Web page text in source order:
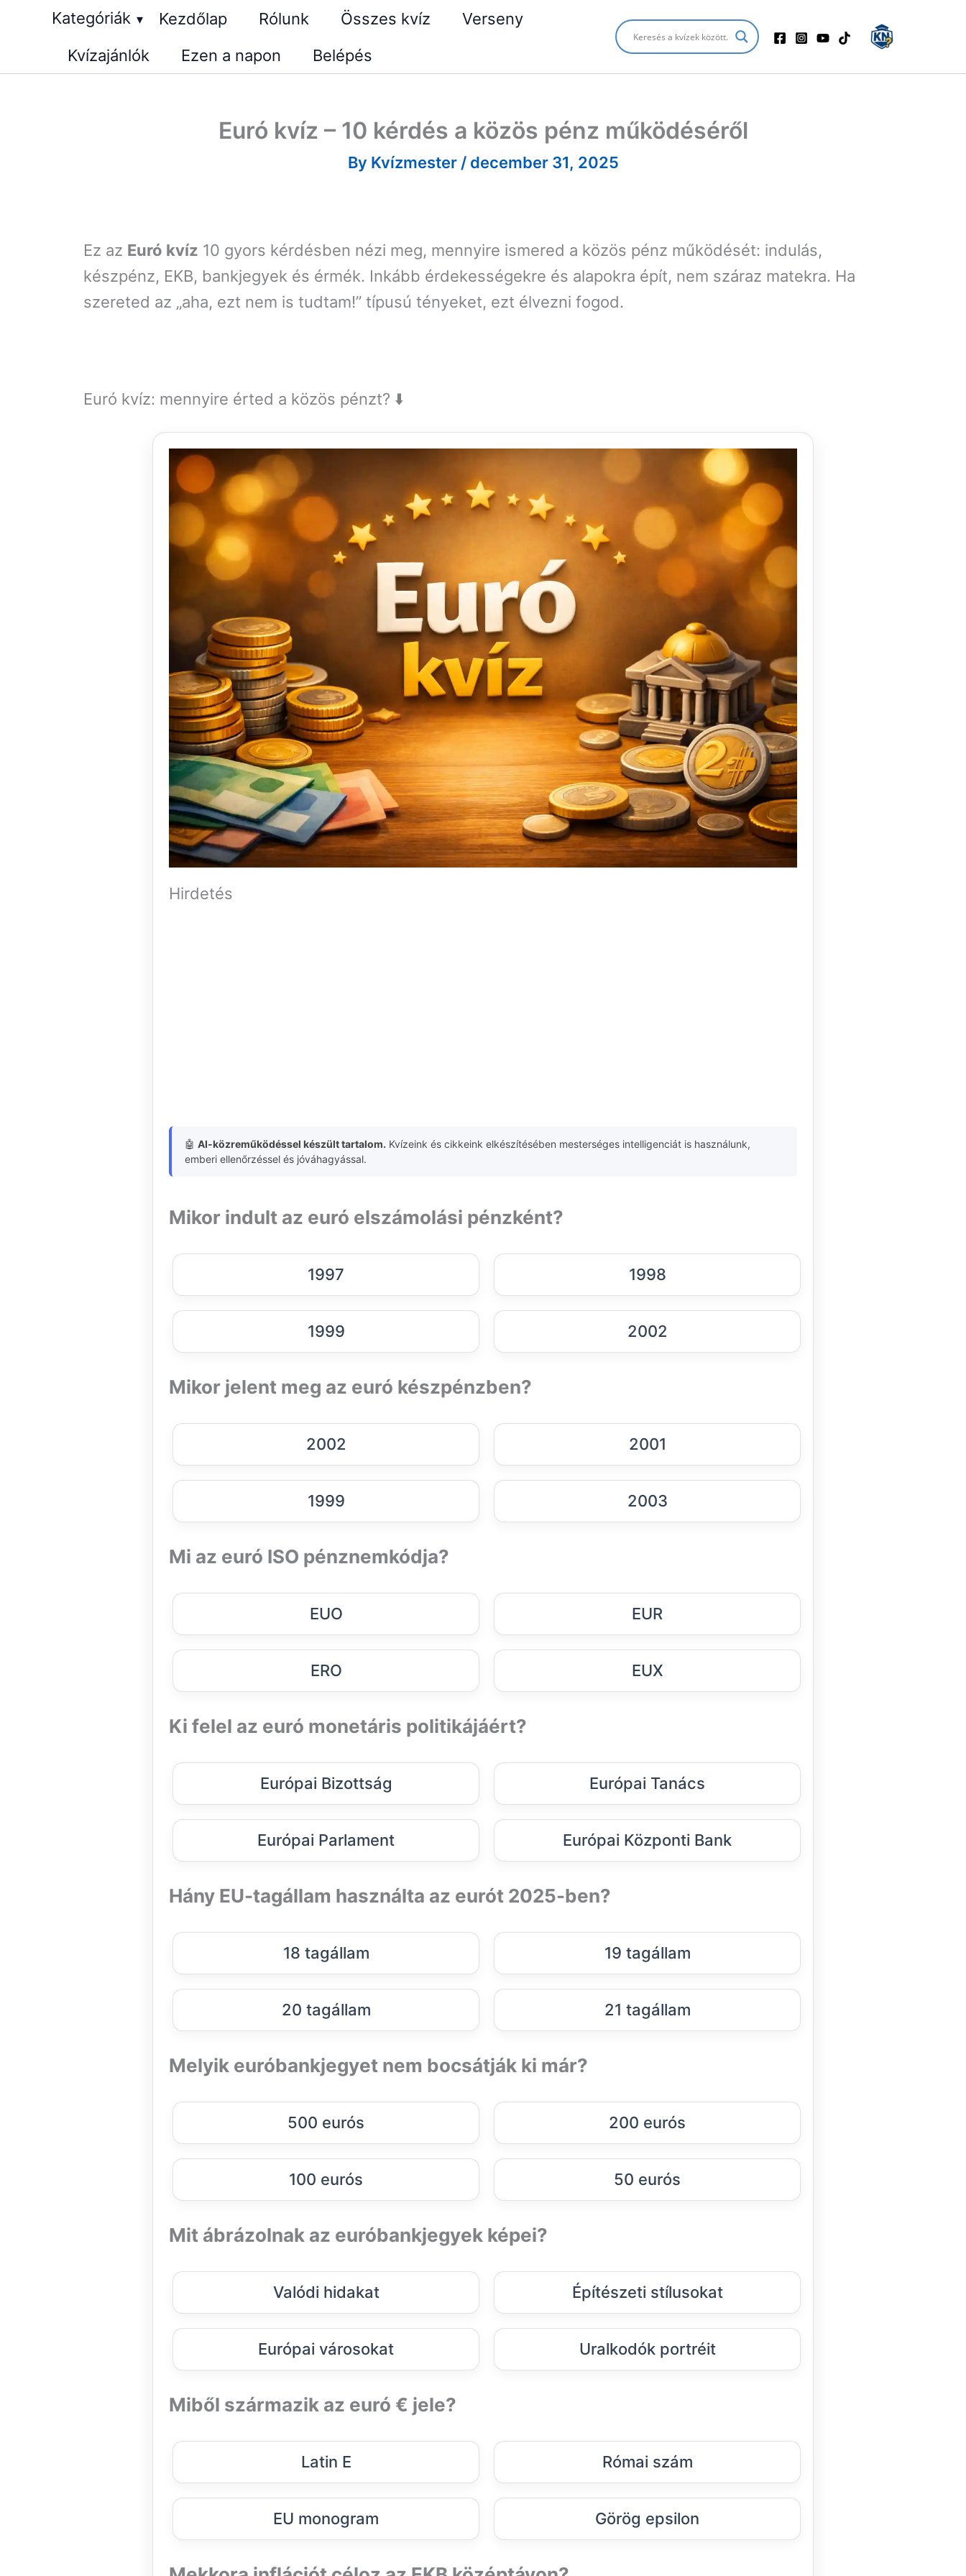
Kategóriák ▾ Kezdőlap Rólunk Összes kvíz
Verseny
Kvízajánlók
Ezen a napon Belépés
Euró kvíz – 10 kérdés a közös pénz működéséről
By Kvízmester / december 31, 2025
Ez az Euró kvíz 10 gyors kérdésben nézi meg, mennyire ismered a közös pénz működését: indulás,
készpénz, EKB, bankjegyek és érmék. Inkább érdekességekre és alapokra épít, nem száraz matekra. Ha
szereted az „aha, ezt nem is tudtam!” típusú tényeket, ezt élvezni fogod.
Euró kvíz: mennyire érted a közös pénzt? ⬇️
Hirdetés
🤖 AI-közreműködéssel készült tartalom. Kvízeink és cikkeink elkészítésében mesterséges intelligenciát is használunk,
emberi ellenőrzéssel és jóváhagyással.
Mikor indult az euró elszámolási pénzként?
1997 1998
1999 2002
Mikor jelent meg az euró készpénzben?
2002 2001
1999 2003
Mi az euró ISO pénznemkódja?
EUO EUR
ERO EUX
Ki felel az euró monetáris politikájáért?
Európai Bizottság Európai Tanács
Európai Parlament Európai Központi Bank
Hány EU-tagállam használta az eurót 2025-ben?
18 tagállam 19 tagállam
20 tagállam 21 tagállam
Melyik euróbankjegyet nem bocsátják ki már?
500 eurós 200 eurós
100 eurós 50 eurós
Mit ábrázolnak az euróbankjegyek képei?
Valódi hidakat Építészeti stílusokat
Európai városokat Uralkodók portréit
Miből származik az euró € jele?
Latin E Római szám
EU monogram Görög epsilon